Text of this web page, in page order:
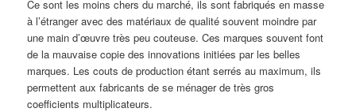
Ce sont les moins chers du marché, ils sont fabriqués en masse
à l’étranger avec des matériaux de qualité souvent moindre par
une main d’œuvre très peu couteuse. Ces marques souvent font
de la mauvaise copie des innovations initiées par les belles
marques. Les couts de production étant serrés au maximum, ils
permettent aux fabricants de se ménager de très gros
coefficients multiplicateurs.